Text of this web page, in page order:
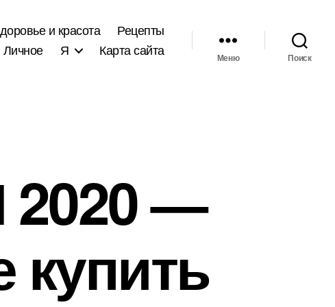
и красота
Рецепты
Личное Я Карта сайта Меню Поиск
—
купить